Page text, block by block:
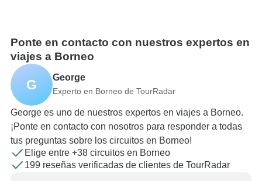
Ponte en contacto con nuestros expertos en
viajes a Borneo
G George
Experto en Borneo de TourRadar
George es uno de nuestros expertos en viajes a Borneo.
¡Ponte en contacto con nosotros para responder a todas
tus preguntas sobre los circuitos en Borneo!
Elige entre +38 circuitos en Borneo
199 reseñas verificadas de clientes de TourRadar